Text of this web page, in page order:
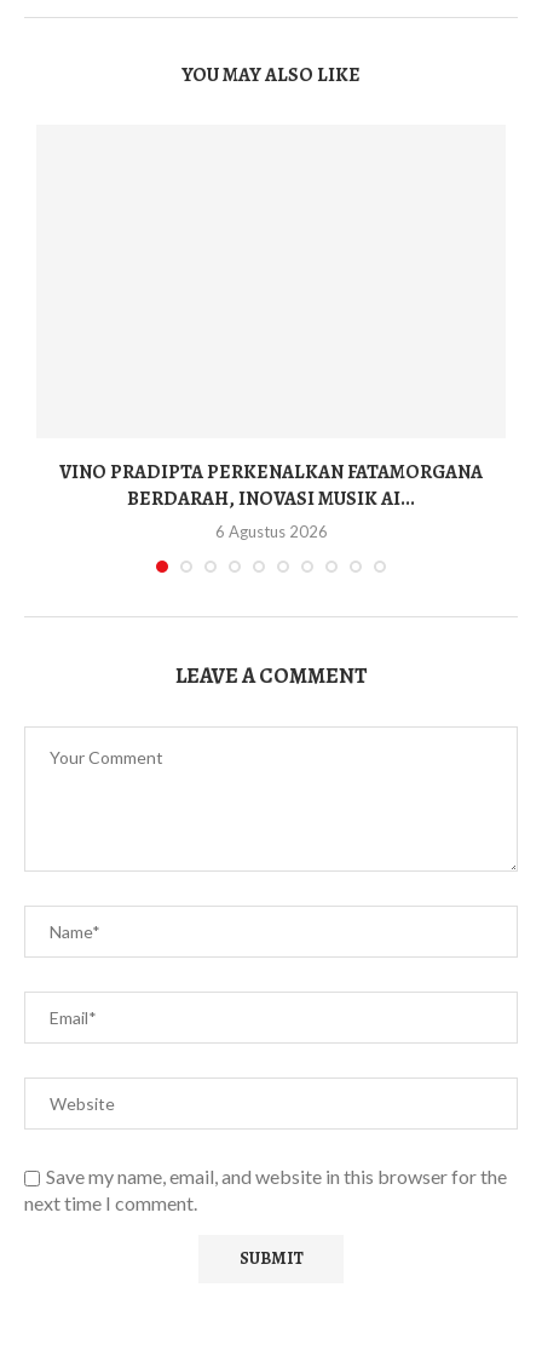
YOU MAY ALSO LIKE
VINO PRADIPTA PERKENALKAN FATAMORGANA
BERDARAH, INOVASI MUSIK AI...
6 Agustus 2026
LEAVE A COMMENT
Save my name, email, and website in this browser for the
next time I comment.